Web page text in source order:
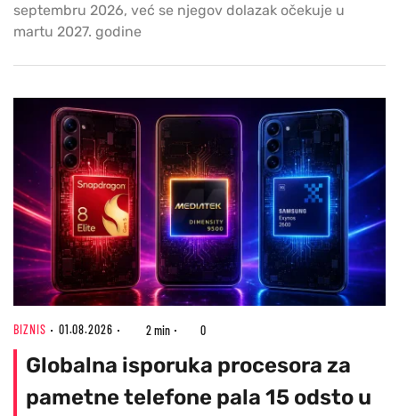
septembru 2026, već se njegov dolazak očekuje u
martu 2027. godine
BIZNIS 01.08.2026 2 min 0
Globalna isporuka procesora za
pametne telefone pala 15 odsto u